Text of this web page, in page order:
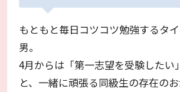
もともと毎日コツコツ勉強するタ
男。
4月からは「第一志望を受験したい
と、一緒に頑張る同級生の存在の